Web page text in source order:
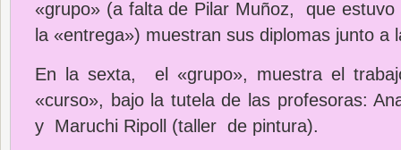
«grupo» (a falta de Pilar Muñoz, que estuvo
la «entrega») muestran sus diplomas junto a
En la sexta, el «grupo», muestra el
«curso», bajo la tutela de las profesoras:
y Maruchi Ripoll (taller de pintura).